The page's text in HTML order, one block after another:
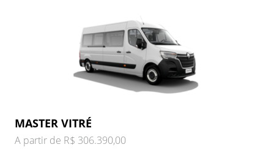
MASTER VITRÉ
A partir de R$ 306.390,00